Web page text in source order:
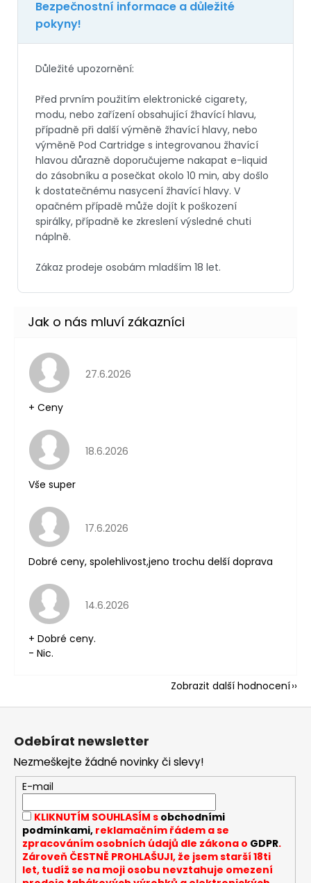
Hodnocení obchodu je 5 z 5 hvězdiček.
27.6.2026
+ Ceny
Hodnocení obchodu je 5 z 5 hvězdiček.
18.6.2026
Vše super
Hodnocení obchodu je 5 z 5 hvězdiček.
17.6.2026
Dobré ceny, spolehlivost,jeno trochu delší doprava
Hodnocení obchodu je 5 z 5 hvězdiček.
14.6.2026
+ Dobré ceny.
- Nic.
Zobrazit další hodnocení
Odebírat newsletter
Nezmeškejte žádné novinky či slevy!
E-mail
KLIKNUTÍM SOUHLASÍM s obchodními
podmínkami,reklamačním řádem a se
zpracováním osobních údajů dle zákona o GDPR.
Zároveň ČESTNĚ PROHLAŠUJI, že jsem starší 18ti
let, tudíž se na moji osobu nevztahuje omezení